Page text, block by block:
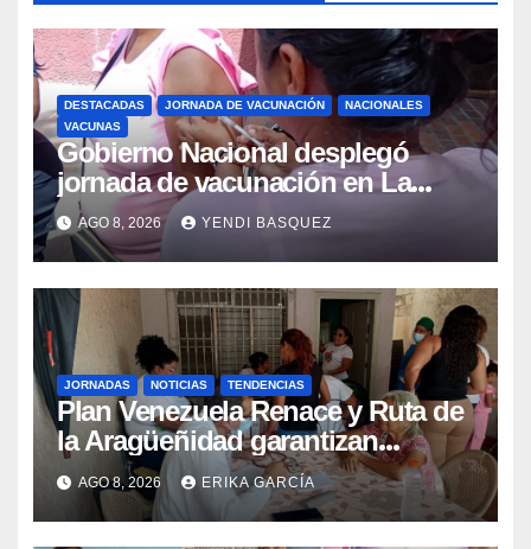
DESTACADAS JORNADA DE VACUNACIÓN
NACIONALES
VACUNAS
Gobierno Nacional desplegó
jornada de vacunación en La
Guaira para garantizar protección
epidemiológica
AGO 8, 2026 YENDI BASQUEZ
JORNADAS NOTICIAS TENDENCIAS
Plan Venezuela Renace y Ruta de
la Aragüeñidad garantizan
atención médica integral en
Aragua
AGO 8, 2026 ERIKA GARCÍA